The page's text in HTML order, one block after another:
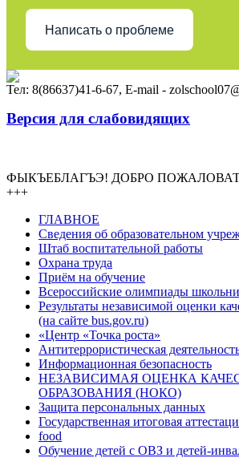
Написать о проблеме
Тел: 8(86637)41-6-67, E-mail -
Версия для слабовидящих
ФЫКЪЕБЛАГЪЭ! ДОБРО
+++
ГЛАВНОЕ
Сведения об образовательном
Штаб воспитательной работы
Охрана труда
Приём на обучение
Всероссийские олимпиады
Результаты независимой оценки
(на сайте bus.gov.ru)
«Центр «Точка роста»
Антитеррористическая
Информационная безопасность
НЕЗАВИСИМАЯ ОЦЕНКА
ОБРАЗОВАНИЯ (НОКО)
Защита персональных данных
Государственная итоговая
food
Обучение детей с ОВЗ и детей-